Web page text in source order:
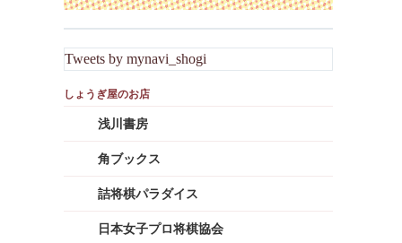
Tweets by mynavi_shogi
浅川書房
角ブックス
詰将棋パラダイス
日本女子プロ将棋協会